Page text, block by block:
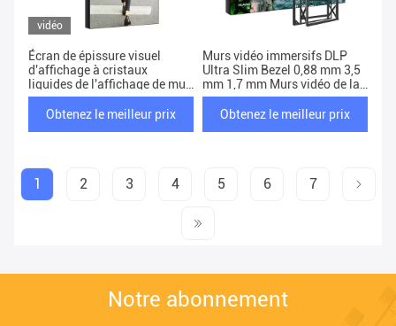
vidéo
Écran de épissure visuel
d'affichage à cristaux
liquides de l'affichage de mur
d'affichage à cristaux
liquides de ROHS
Obtenez le meilleur prix
Murs vidéo immersifs DLP
Ultra Slim Bezel 0,88 mm 3,5
mm 1,7 mm Murs vidéo de la
salle de contrôle
Obtenez le meilleur prix
1 2 3 4 5 6 7
Notre abonnement